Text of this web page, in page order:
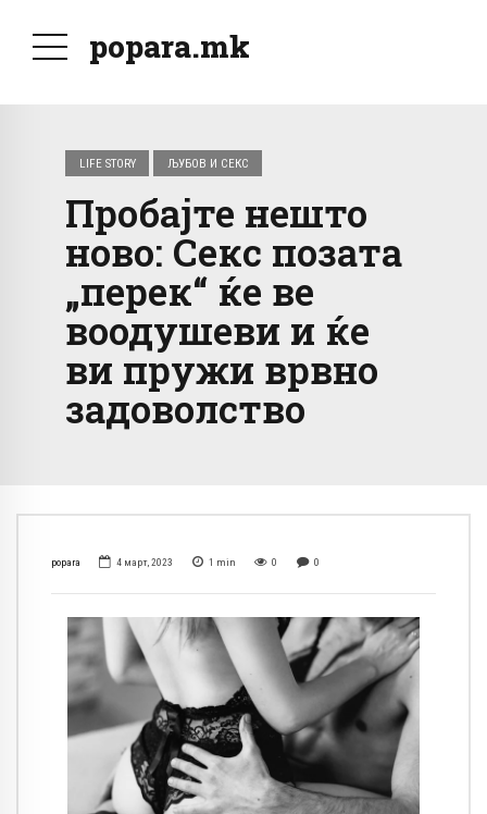
popara.mk
LIFE STORY ЉУБОВ И СЕКС
Пробајте нешто
ново: Секс позата
„перек“ ќе ве
воодушеви и ќе
ви пружи врвно
задоволство
popara 4 март, 2023 1 min 0 0